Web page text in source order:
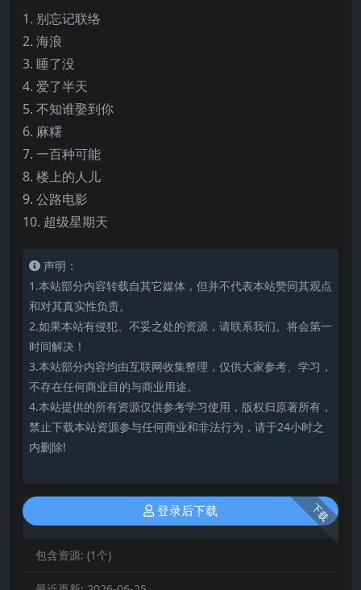
1. 别忘记联络
2. 海浪
3. 睡了没
4. 爱了半天
5. 不知谁娶到你
6. 麻糬
7. 一百种可能
8. 楼上的人儿
9. 公路电影
10. 超级星期天
声明：
1.本站部分内容转载自其它媒体，但并不代表本站赞同其观点
和对其真实性负责。
2.如果本站有侵犯、不妥之处的资源，请联系我们。将会第一
时间解决！
3.本站部分内容均由互联网收集整理，仅供大家参考、学习，
不存在任何商业目的与商业用途。
4.本站提供的所有资源仅供参考学习使用，版权归原著所有，
禁止下载本站资源参与任何商业和非法行为，请于24小时之
内删除!
下载
登录后下载
包含资源: (1个)